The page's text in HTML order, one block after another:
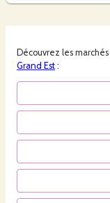
Découvrez les marchés
Grand Est :